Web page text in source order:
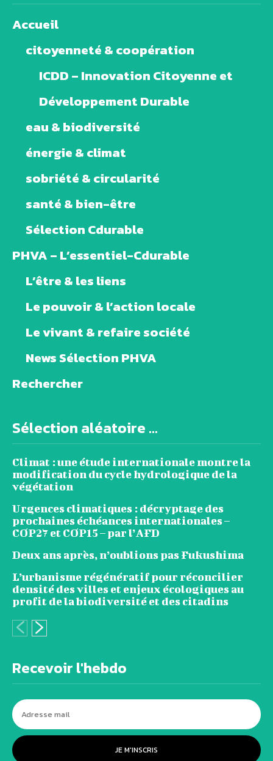
Accueil
citoyenneté & coopération
ICDD – Innovation Citoyenne et
Développement Durable
eau & biodiversité
énergie & climat
sobriété & circularité
santé & bien-être
Sélection Cdurable
PHVA – L’essentiel-Cdurable
L’être & les liens
Le pouvoir & l’action locale
Le vivant & refaire société
News Sélection PHVA
Rechercher
Sélection aléatoire ...
Climat : une étude internationale montre la
modification du cycle hydrologique de la
végétation
Urgences climatiques : décryptage des
prochaines échéances internationales –
COP27 et COP15 – par l’AFD
Deux ans après, n’oublions pas Fukushima
L’urbanisme régénératif pour réconcilier
densité des villes et enjeux écologiques au
profit de la biodiversité et des citadins
Recevoir l'hebdo
JE M'INSCRIS